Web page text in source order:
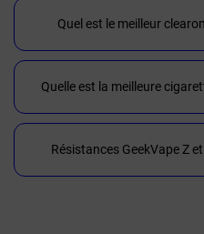
Quel est le meilleur
électronique et
Quelle est la meilleure
Résistances GeekVape Z